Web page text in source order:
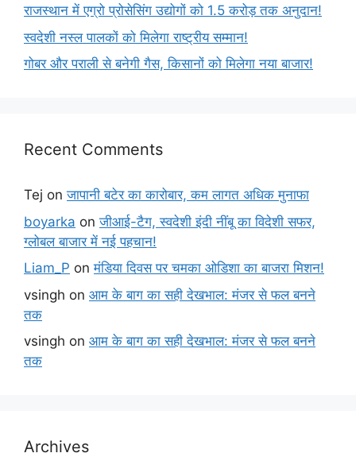
राजस्थान में एग्रो प्रोसेसिंग उद्योगों को 1.5 करोड़ तक अनुदान!
स्वदेशी नस्ल पालकों को मिलेगा राष्ट्रीय सम्मान!
गोबर और पराली से बनेगी गैस, किसानों को मिलेगा नया बाजार!
Recent Comments
Tej onजापानी बटेर का कारोबार, कम लागत अधिक मुनाफा
boyarka onजीआई-टैग, स्वदेशी इंदी नींबू का विदेशी सफर,
ग्लोबल बाजार में नई पहचान!
Liam_P onमंडिया दिवस पर चमका ओडिशा का बाजरा मिशन!
vsingh on आम के बाग का सही देखभाल: मंजर से फल बनने
तक
vsingh on आम के बाग का सही देखभाल: मंजर से फल बनने
तक
Archives